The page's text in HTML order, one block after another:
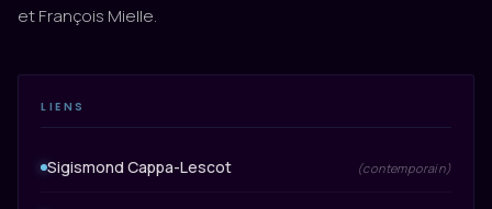
et François Mielle.
LIENS
Sigismond Cappa-Lescot (contemporain)